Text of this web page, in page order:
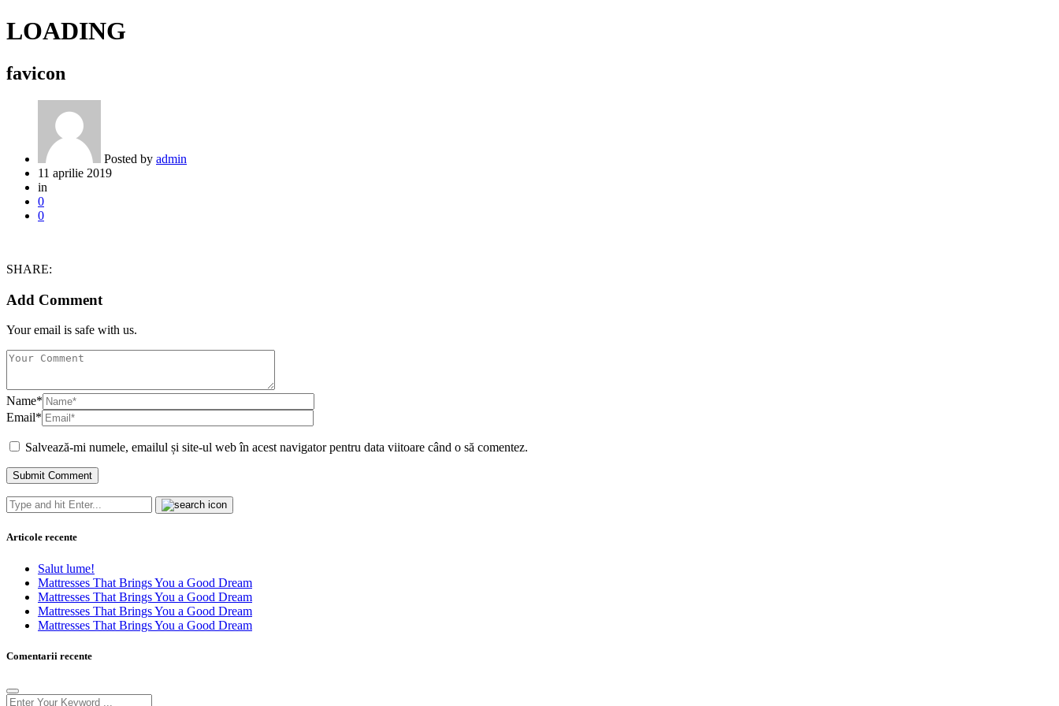
LOADING
favicon
Posted by admin
11 aprilie 2019
in
0
0
SHARE:
Add Comment
Your email is safe with us.
Name*
Email*
Salvează-mi numele, emailul și site-ul web în acest navigator pentru data viitoare când o să comentez.
Articole recente
Salut lume!
Mattresses That Brings You a Good Dream
Mattresses That Brings You a Good Dream
Mattresses That Brings You a Good Dream
Mattresses That Brings You a Good Dream
Comentarii recente